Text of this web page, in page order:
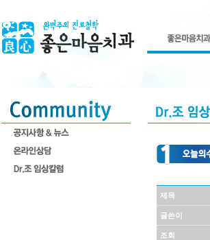
제목
글쓴이
조회